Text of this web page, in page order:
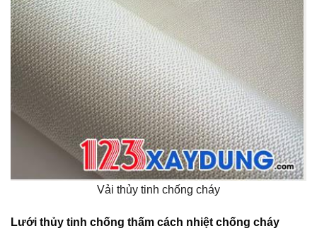
Vải thủy tinh chống cháy
Lưới thủy tinh chống thấm cách nhiệt chống cháy